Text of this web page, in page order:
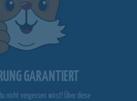
GARANTIERT
nicht vergessen wirst! Über diese